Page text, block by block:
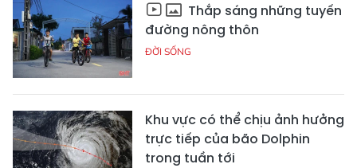
Thắp sáng những tuyến
đường nông thôn
ĐỜI SỐNG
Khu vực có thể chịu ảnh hưởng
trực tiếp của bão Dolphin
trong tuần tới